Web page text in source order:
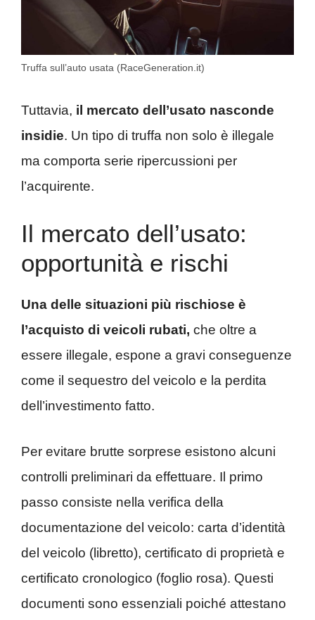
Truffa sull’auto usata (RaceGeneration.it)
Tuttavia, il mercato dell’usato nasconde
insidie. Un tipo di truffa non solo è illegale
ma comporta serie ripercussioni per
l’acquirente.
Il mercato dell’usato:
opportunità e rischi
Una delle situazioni più rischiose è
l’acquisto di veicoli rubati, che oltre a
essere illegale, espone a gravi conseguenze
come il sequestro del veicolo e la perdita
dell’investimento fatto.
Per evitare brutte sorprese esistono alcuni
controlli preliminari da effettuare. Il primo
passo consiste nella verifica della
documentazione del veicolo: carta d’identità
del veicolo (libretto), certificato di proprietà e
certificato cronologico (foglio rosa). Questi
documenti sono essenziali poiché attestano